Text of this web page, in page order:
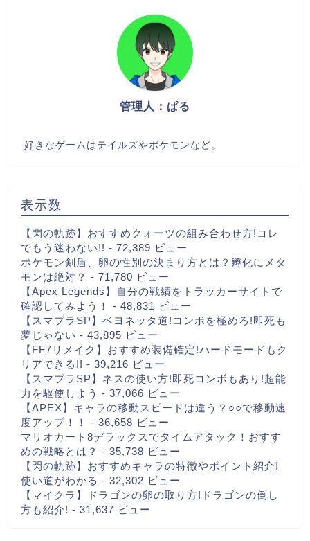
管理人：ぱる
好きなゲームはテイルズやポケモンなど。
表示数
【閃の軌跡】おすすめクォーツの組み合わせ方!コレ
でもう迷わない!! - 72,389 ビュー
ポケモン剣盾、卵の性別の決まり方とは？孵化にメタ
モンは絶対？ - 71,780 ビュー
【Apex Legends】自分の戦績をトラッカーサイトで
確認してみよう！
- 48,831 ビュー
【スマブラSP】ベヨネッタ道!コンボを極めろ!即死も
夢じゃない - 43,895 ビュー
【FF7リメイク】おすすめ装備確定!ハードモードもク
リアできる!! - 39,216 ビュー
【スマブラSP】ネスの使い方!即死コンボもあり!超能
力を駆使しよう - 37,066 ビュー
【APEX】キャラの移動スピードは違う？○○で移動速
度アップ！！
- 36,658 ビュー
マリオカート8デラックスでタイムアタック！おすす
めの戦略とは？ - 35,738 ビュー
【閃の軌跡】おすすめキャラの特徴やポイント紹介!
使い道がわかる - 32,302 ビュー
【マイクラ】ドラゴンの卵の取り方!ドラゴンの倒し
方も紹介! - 31,637 ビュー